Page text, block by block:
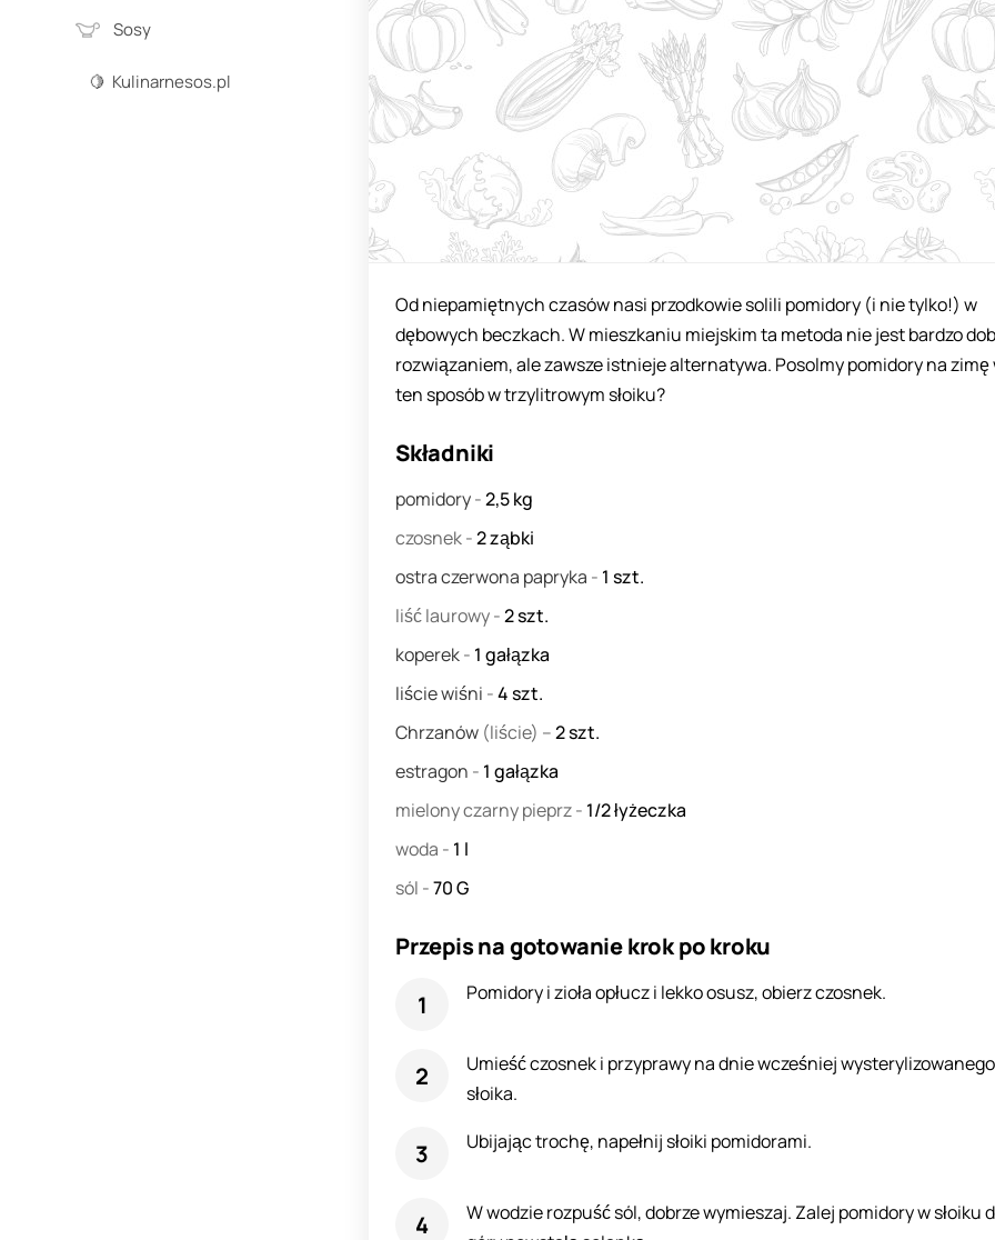
Sosy
🍋 Kulinarnesos.pl
Od niepamiętnych czasów nasi przodkowie solili pomidory (i nie tylko!) w
dębowych beczkach. W mieszkaniu miejskim ta metoda nie jest bardzo
rozwiązaniem, ale zawsze istnieje alternatywa. Posolmy pomidory na zimę
ten sposób w trzylitrowym słoiku?
Składniki
pomidory-2,5kg
czosnek-2ząbki
ostra czerwona papryka - 1 szt.
liść laurowy-2szt.
koperek- 1 gałązka
liście wiśni -4szt.
Chrzanów (liście) –2szt.
estragon - 1 gałązka
mielony czarny pieprz- 1/2łyżeczka
woda - 1 l
sól -70G
Przepis na gotowanie krok po kroku
Pomidory i zioła opłucz i lekko osusz, obierz czosnek.
Umieść czosnek i przyprawy na dnie wcześniej wysterylizowanego
słoika.
Ubijając trochę, napełnij słoiki pomidorami.
W wodzie rozpuść sól, dobrze wymieszaj. Zalej pomidory w słoiku